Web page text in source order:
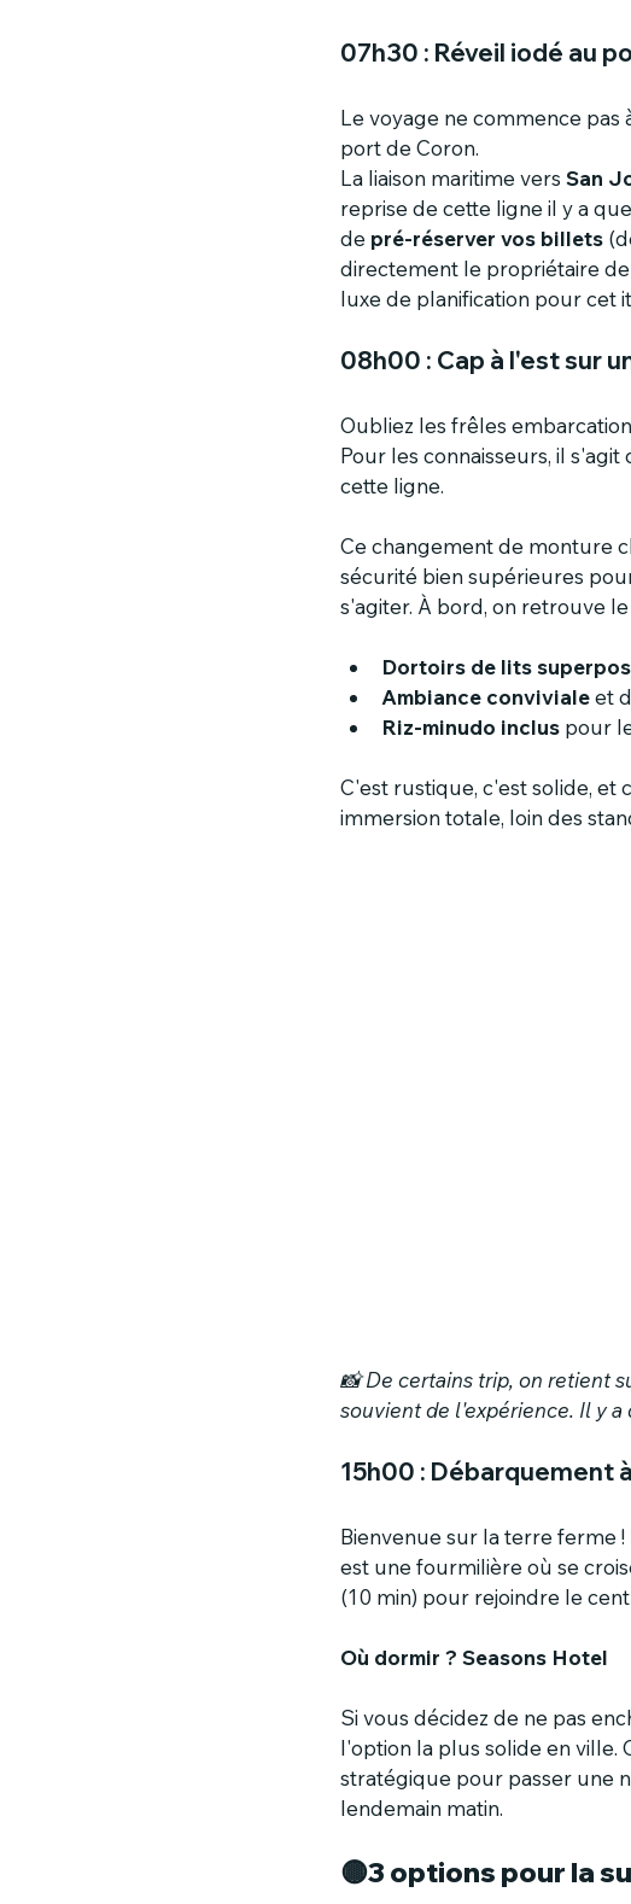
07h30 : Réveil iodé au
Le voyage ne commence pas
port de Coron.
La liaison maritime vers San
reprise de cette ligne il y a
de pré-réserver vos billets
directement le propriétaire
luxe de planification pour cet
08h00 : Cap à l'est sur
Oubliez les frêles
Pour les connaisseurs, il
cette ligne.
Ce changement de monture
sécurité bien supérieures
s'agiter. À bord, on retrouve
Dortoirs de lits
Ambiance conviviale et
Riz-minudo inclus pour
C'est rustique, c'est solide,
immersion totale, loin des
📸 De certains trip, on retient
souvient de l'expérience. Il y
15h00 : Débarquement
Bienvenue sur la terre ferme
est une fourmilière où se
(10 min) pour rejoindre le
Où dormir ? Seasons Hotel
Si vous décidez de ne pas
l'option la plus solide en ville.
stratégique pour passer une
lendemain matin.
🟡3 options pour la